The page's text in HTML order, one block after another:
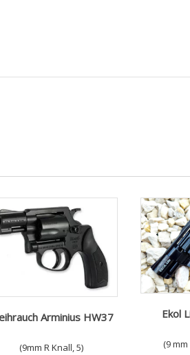
Arminius HW37
(9mm R Knall, 5)
Ekol
(9